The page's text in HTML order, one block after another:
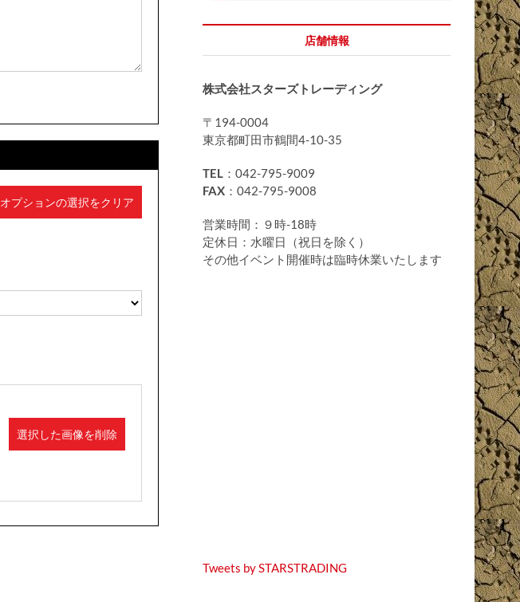
オプションの選択をクリア
選択した画像を削除
店舗情報
株式会社スターズトレーディング
〒194-0004
東京都町田市鶴間4-10-35
TEL ：042-795-9009
FAX ：042-795-9008
営業時間：９時-18時
定休日：水曜日（祝日を除く）
その他イベント開催時は臨時休業いたします
Tweets by STARSTRADING